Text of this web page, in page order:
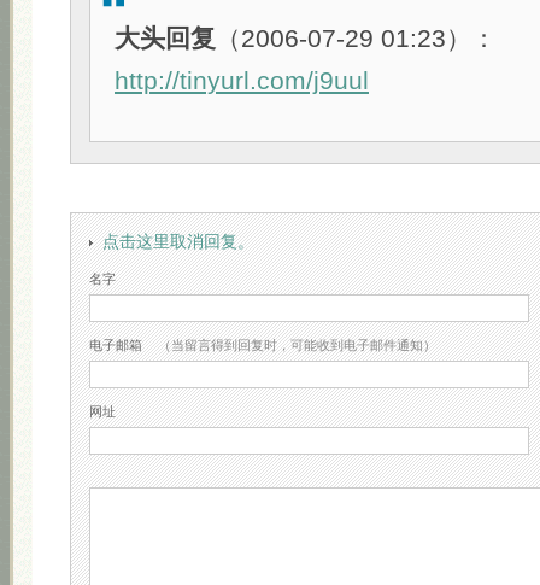
大头回复 （2006-07-29 01:23）：
http://tinyurl.com/j9uul
点击这里取消回复。
名字
电子邮箱 （当留言得到回复时，可能收到电子邮件通知）
网址